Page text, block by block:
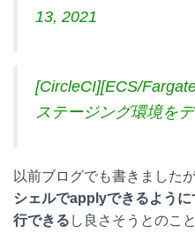
13, 2021
[CircleCI][ECS/
ステージング環境を
以前ブログでも書きましたが
シェルでapplyできるよう
行できる し良さそうとのこ